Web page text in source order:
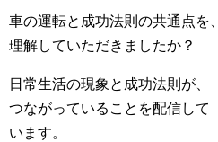
車の運転と成功法則の共通点を、
理解していただきましたか？
日常生活の現象と成功法則が、
つながっていることを配信して
います。